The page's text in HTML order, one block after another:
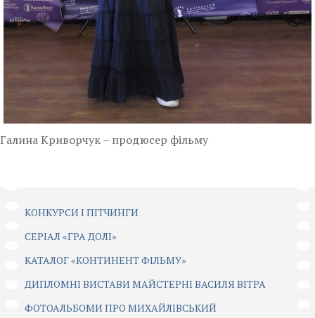
Галина Криворчук – продюсер фільму
КОНКУРСИ І ПІТЧИНГИ
CЕРІАЛ «ГРА ДОЛІ»
КАТАЛОГ «КОНТИНЕНТ ФІЛЬМУ»
ДИПЛОМНІ ВИСТАВИ МАЙСТЕРНІ ВАСИЛЯ ВІТРА
ФОТОАЛЬБОМИ ПРО МИХАЙЛІВСЬКИЙ